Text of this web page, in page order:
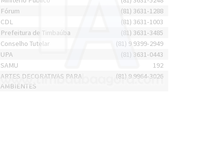
Fórum
(81) 3631-1288
CDL
(81) 3631-1003
Prefeitura de Timbaúba
(81) 3631-3485
Conselho Tutelar
(81) 9 9399-2949
UPA
(81) 3631-0443
SAMU
192
ARTES DECORATIVAS PARA
AMBIENTES
(81) 9 9964-3026